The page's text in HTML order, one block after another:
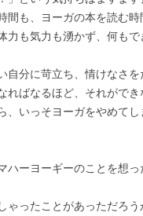
間も、ヨーガの本を読む
力も気力も湧かず、何も
自分に苛立ち、情けなさ
ればなるほど、それがで
、いっそヨーガをやめて
ーヨーギーのことを想っ
ゃったことがあっただろ